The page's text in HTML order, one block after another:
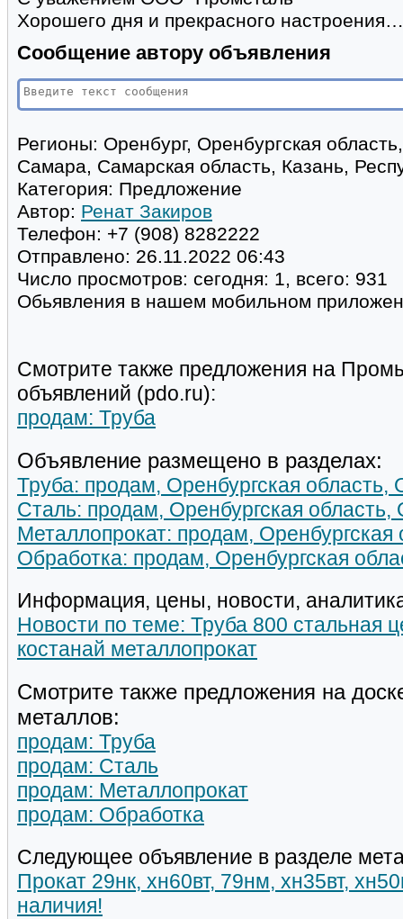
Хорошего дня и прекрасного настроения…
Сообщение автору объявления
Регионы: Оренбург, Оренбургская
Самара, Самарская область, Казань,
Категория: Предложение
Автор: Ренат Закиров
Телефон: +7 (908) 8282222
Отправлено: 26.11.2022 06:43
Число просмотров: сегодня: 1, всего: 931
Обьявления в нашем мобильном
Смотрите также предложения на
объявлений (pdo.ru):
продам: Труба
Объявление размещено в разделах:
Труба: продам, Оренбургская область,
Сталь: продам, Оренбургская область,
Металлопрокат: продам, Оренбургская
Обработка: продам, Оренбургская
Информация, цены, новости,
Новости по теме: Труба 800 стальная
костанай металлопрокат
Смотрите также предложения на
металлов:
продам: Труба
продам: Сталь
продам: Металлопрокат
продам: Обработка
Следующее объявление в разделе
Прокат 29нк, хн60вт, 79нм, хн35вт,
наличия!